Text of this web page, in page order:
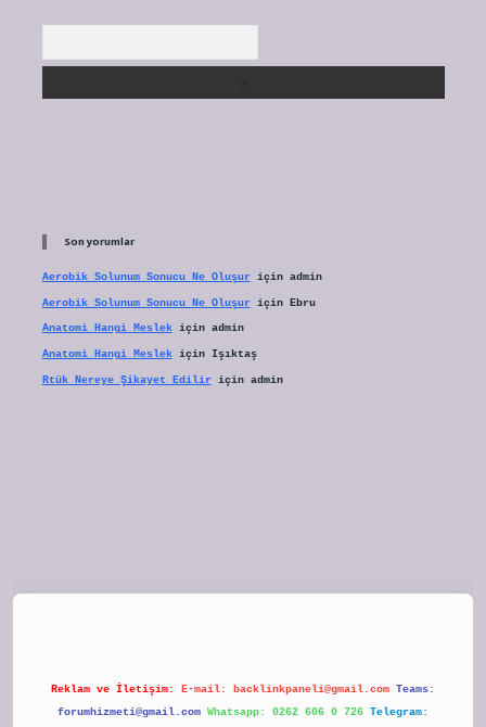
Son yorumlar
Aerobik Solunum Sonucu Ne Oluşuriçin admin
Aerobik Solunum Sonucu Ne Oluşuriçin Ebru
Anatomi Hangi Meslekiçin admin
Anatomi Hangi Meslekiçin Işıktaş
Rtük Nereye Şikayet Ediliriçin admin
Reklam ve İletişim: E-mail: backlinkpaneli@gmail.com Teams:
forumhizmeti@gmail.com Whatsapp: 0262 606 0 726 Telegram: